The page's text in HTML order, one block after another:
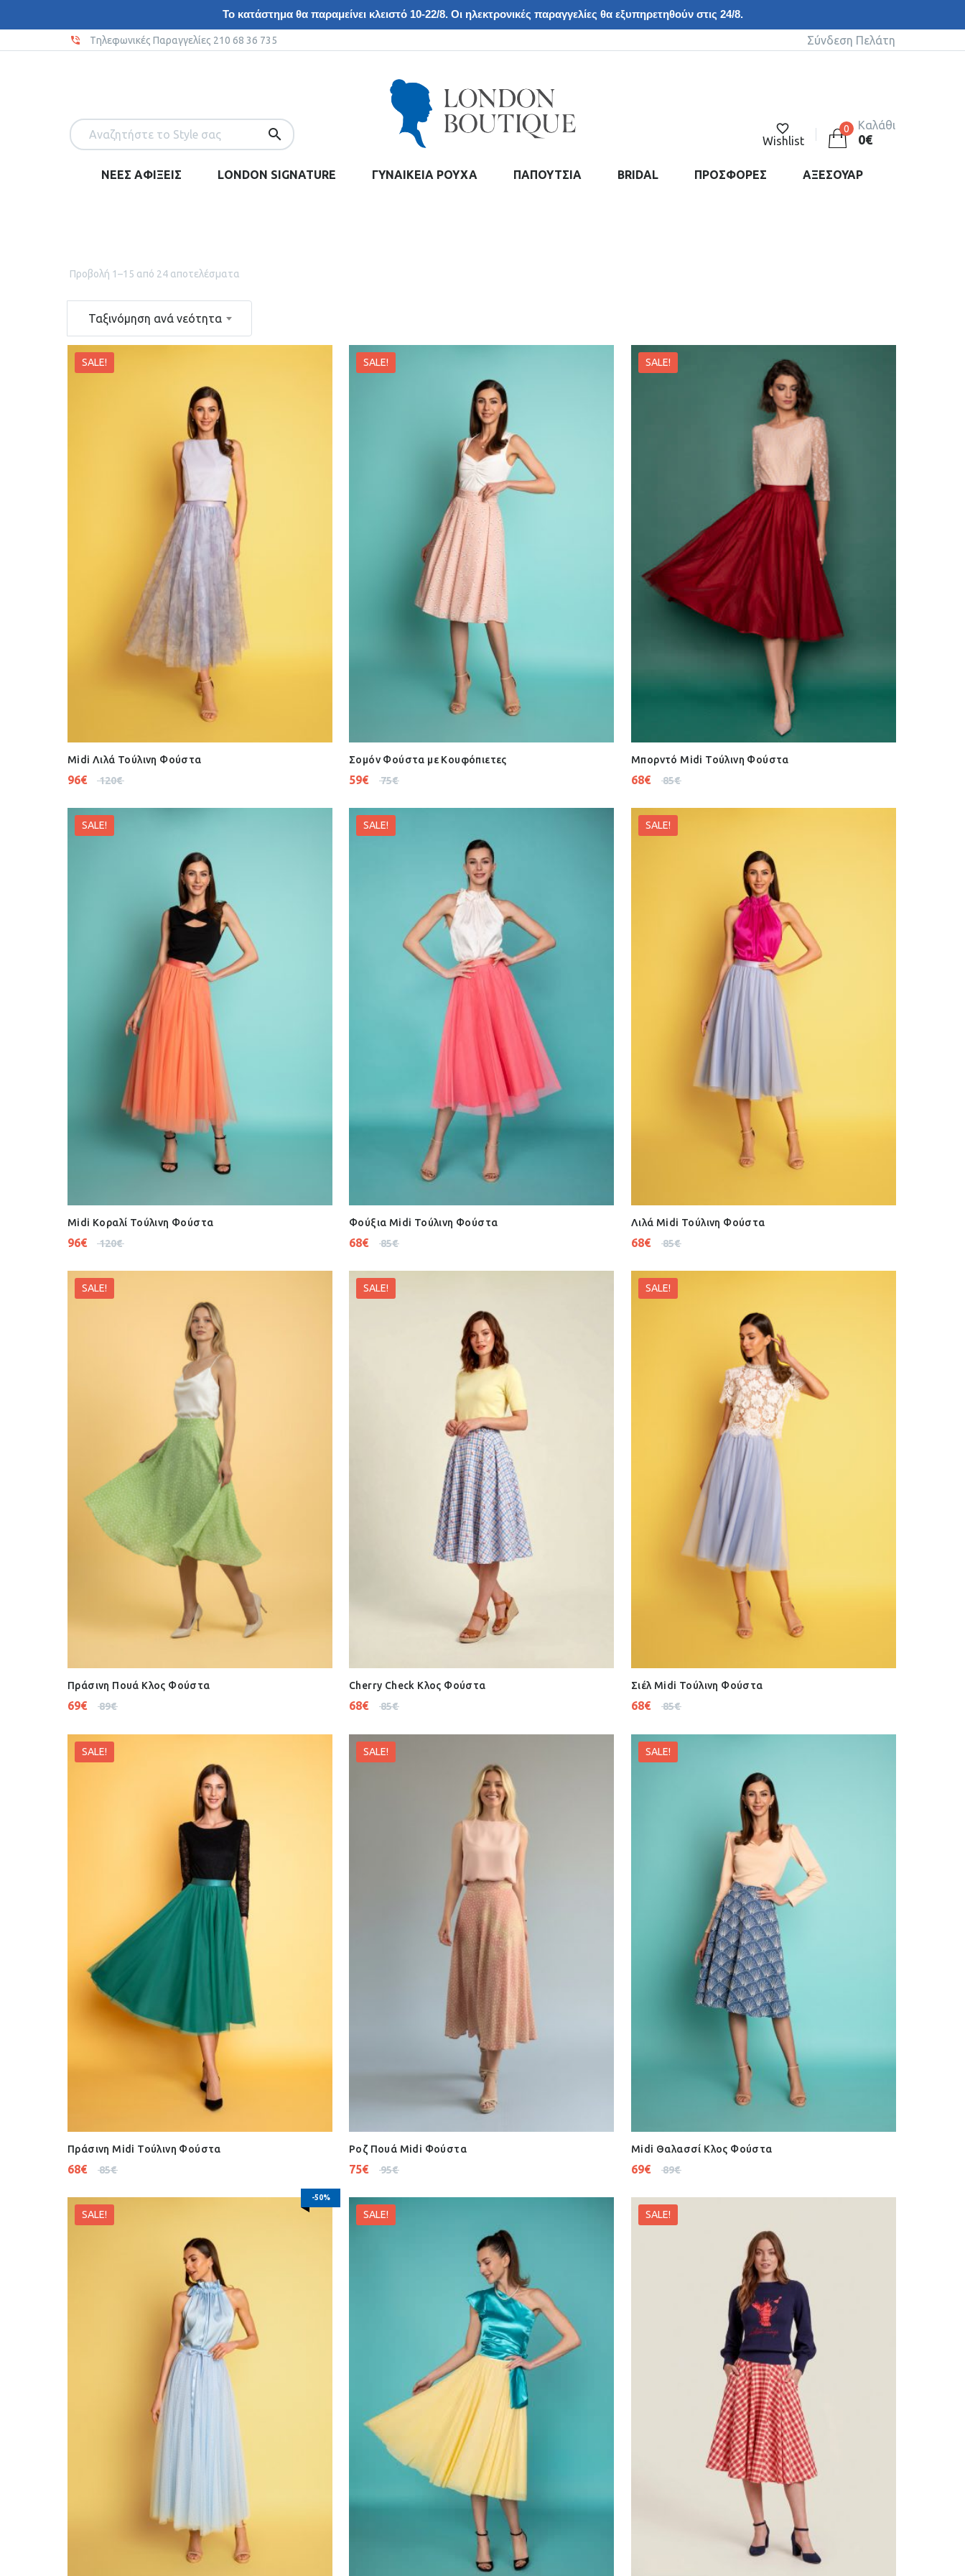
Το κατάστημα θα παραμείνει κλειστό 10-22/8. Οι ηλεκτρονικές παραγγελίες θα εξυπηρετηθούν στις 24/8.
Tηλεφωνικές Παραγγελίες 210 68 36 735 Σύνδεση Πελάτη
Wishlist
0 Καλάθι
0€
ΝΕΕΣ ΑΦΙΞΕΙΣ LONDON SIGNATURE ΓΥΝΑΙΚΕΙΑ ΡΟΥΧΑ ΠΑΠΟΥΤΣΙΑ BRIDAL ΠΡΟΣΦΟΡΕΣ ΑΞΕΣΟΥΑΡ
Προβολή 1–15 από 24 αποτελέσματα
Ταξινόμηση ανά νεότητα
SALE!
Midi Λιλά Τούλινη Φούστα
120€
96€
SALE!
Σομόν Φούστα με Κουφόπιετες
75€
59€
SALE!
Μπορντό Midi Τούλινη Φούστα
85€
68€
SALE!
Midi Κοραλί Τούλινη Φούστα
120€
96€
SALE!
Φούξια Midi Τούλινη Φούστα
85€
68€
SALE!
Λιλά Midi Τούλινη Φούστα
85€
68€
SALE!
Πράσινη Πουά Κλος Φούστα
89€
69€
SALE!
Cherry Check Κλος Φούστα
85€
68€
SALE!
Σιέλ Midi Τούλινη Φούστα
85€
68€
SALE!
Πράσινη Midi Τούλινη Φούστα
85€
68€
SALE!
Ροζ Πουά Midi Φούστα
95€
75€
SALE!
Midi Θαλασσί Κλος Φούστα
89€
69€
-50%
SALE! SALE! SALE!